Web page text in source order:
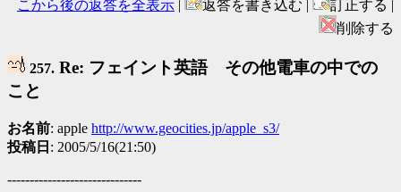
こから後の返答を全表示 | 返答を書き込む |
訂正する |
削除する
257. Re: フェイント英語 その他電車の中での
こと
お名前: apple http://www.geocities.jp/apple_s3/
投稿日 : 2005/5/16(21:50)
------------------------------